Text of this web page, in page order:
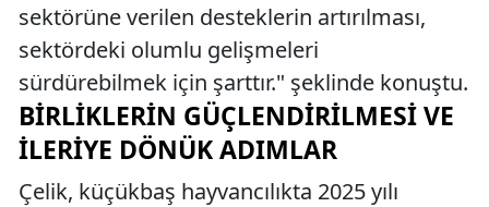
sektörüne verilen desteklerin artırılması,
sektördeki olumlu gelişmeleri
sürdürebilmek için şarttır." şeklinde konuştu.
BIRLIKLERIN GÜÇLENDIRILMESI VE
İLERIYE DÖNÜK ADIMLAR
Çelik, küçükbaş hayvancılıkta 2025 yılı